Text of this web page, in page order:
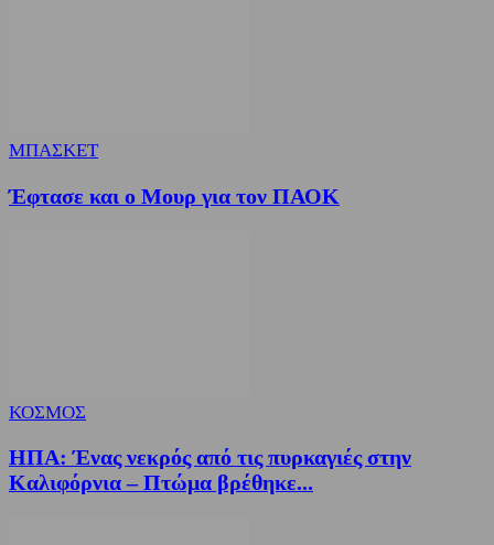
ΜΠΑΣΚΕΤ
Έφτασε και ο Μουρ για τον ΠΑΟΚ
ΚΟΣΜΟΣ
ΗΠΑ: Ένας νεκρός από τις πυρκαγιές στην
Καλιφόρνια – Πτώμα βρέθηκε...